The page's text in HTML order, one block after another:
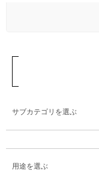
サブカテゴリを選ぶ
用途を選ぶ